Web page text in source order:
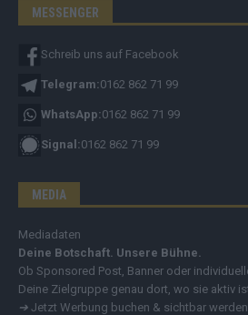
MESSENGER
Schreib uns auf Facebook
Telegram:0162 862 71 99
WhatsApp:0162 862 71 99
Signal:0162 862 71 99
MEDIA
Mediadaten
Deine Botschaft. Unsere Bühne.
Ob Sponsored Post, Banner oder
Deine Zielgruppe genau dort, wo sie aktiv
➔ Jetzt Werbung buchen & sichtbar